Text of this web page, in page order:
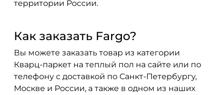
территории России.
Как заказать Fargo?
Вы можете заказать товар из категории
Кварц-паркет на теплый пол на сайте или по
телефону с доставкой по Санкт-Петербургу,
Москве и России, а также в одном из наших